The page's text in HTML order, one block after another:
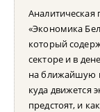
Аналитическая
«Экономика
который
секторе и в
на ближайшую
куда движется
предстоят, и